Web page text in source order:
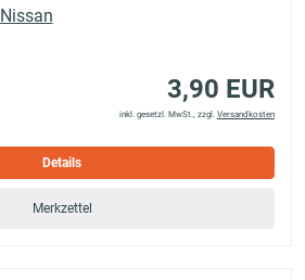
Nissan
3,90 EUR
inkl. gesetzl. MwSt., zzgl. Versandkosten
Details
Merkzettel